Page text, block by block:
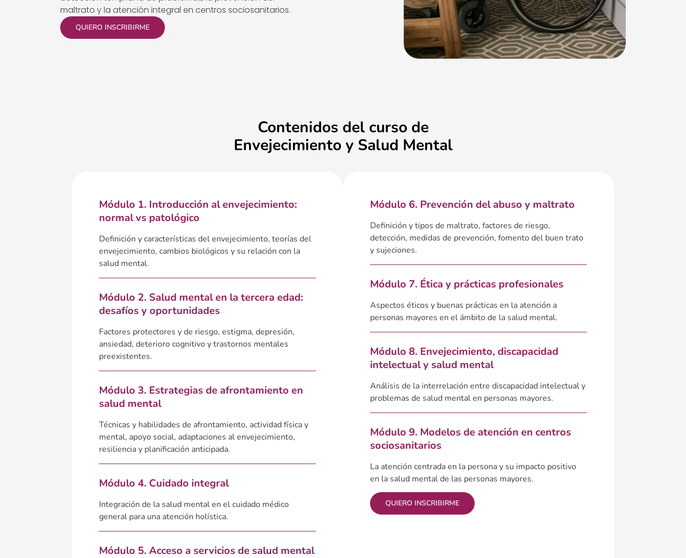
maltrato y la atención integral en centros sociosanitarios.
QUIERO INSCRIBIRME
Contenidos del curso de
Envejecimiento y Salud Mental
Módulo 1. Introducción al envejecimiento:
normal vs patológico
Definición y características del envejecimiento, teorías del
envejecimiento, cambios biológicos y su relación con la
salud mental.
Módulo 2. Salud mental en la tercera edad:
desafíos y oportunidades
Factores protectores y de riesgo, estigma, depresión,
ansiedad, deterioro cognitivo y trastornos mentales
preexistentes.
Módulo 3. Estrategias de afrontamiento en
salud mental
Técnicas y habilidades de afrontamiento, actividad física y
mental, apoyo social, adaptaciones al envejecimiento,
resiliencia y planificación anticipada.
Módulo 4. Cuidado integral
Integración de la salud mental en el cuidado médico
general para una atención holística.
Módulo 5. Acceso a servicios de salud mental
Módulo 6. Prevención del abuso y maltrato
Definición y tipos de maltrato, factores de riesgo,
detección, medidas de prevención, fomento del buen trato
y sujeciones.
Módulo 7. Ética y prácticas profesionales
Aspectos éticos y buenas prácticas en la atención a
personas mayores en el ámbito de la salud mental.
Módulo 8. Envejecimiento, discapacidad
intelectual y salud mental
Análisis de la interrelación entre discapacidad intelectual y
problemas de salud mental en personas mayores.
Módulo 9. Modelos de atención en centros
sociosanitarios
La atención centrada en la persona y su impacto positivo
en la salud mental de las personas mayores.
QUIERO INSCRIBIRME